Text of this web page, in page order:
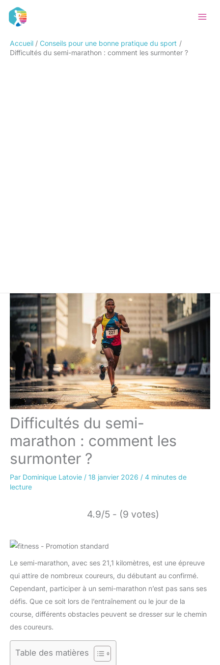
Accueil
Conseils pour une bonne pratique du sport
Difficultés du semi-marathon : comment les surmonter ?
Difficultés du semi-
marathon : comment les
surmonter ?
Par Dominique Latovie / 18 janvier 2026 / 4 minutes de
lecture
4.9/5 - (9 votes)
Le semi-marathon, avec ses 21,1 kilomètres, est une épreuve
qui attire de nombreux coureurs, du débutant au confirmé.
Cependant, participer à un semi-marathon n’est pas sans ses
défis. Que ce soit lors de l’entraînement ou le jour de la
course, différents obstacles peuvent se dresser sur le chemin
des coureurs.
Table des matières
Rechercher